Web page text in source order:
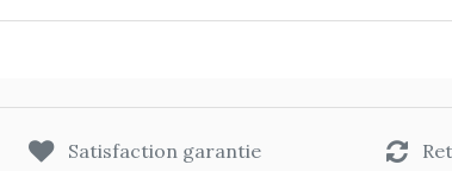
Satisfaction garantie